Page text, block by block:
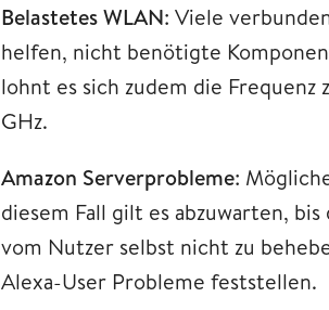
Belastetes WLAN: Viele
helfen, nicht benötigte
lohnt es sich zudem die
GHz.
Amazon Serverprobleme:
diesem Fall gilt es abzuwarten,
vom Nutzer selbst nicht zu
Alexa-User Probleme feststellen.